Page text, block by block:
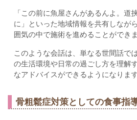
「この前に魚屋さんがあるんよ。道
に」といった地域情報を共有しなが
囲気の中で施術を進めることができま
このような会話は、単なる世間話で
の生活環境や日常の過ごし方を理解
なアドバイスができるようになります
骨粗鬆症対策としての食事指